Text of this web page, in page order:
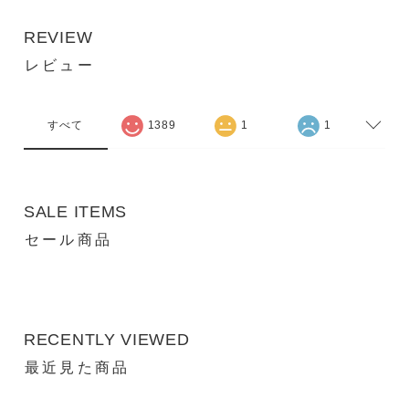
REVIEW
レビュー
すべて 1389 1 1
SALE ITEMS
セール商品
RECENTLY VIEWED
最近見た商品